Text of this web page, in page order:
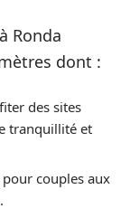
Ronda
dont :
des sites
tranquillité et
couples aux